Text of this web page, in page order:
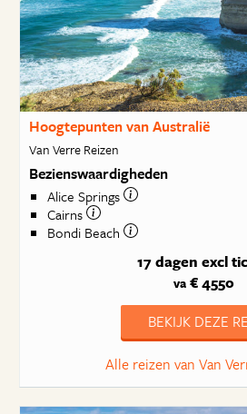
Hoogtepunten van Australië
Van Verre Reizen
Bezienswaardigheden
Alice Springs
Cairns
Bondi Beach
17 dagen excl
va€ 4550
BEKIJK DEZE
Alle reizen van Van